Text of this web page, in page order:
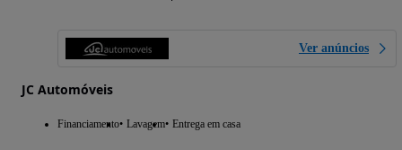
Ver anúncios
JC Automóveis
Financiamento Lavagem Entrega em casa